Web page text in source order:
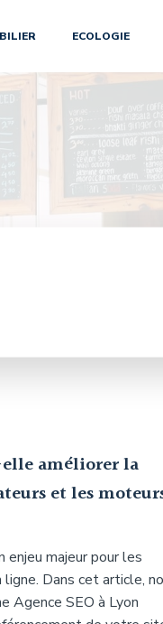
ECOLOGIE
améliorer la
et les
enjeu majeur pour les
Dans cet article,
Agence SEO à Lyon